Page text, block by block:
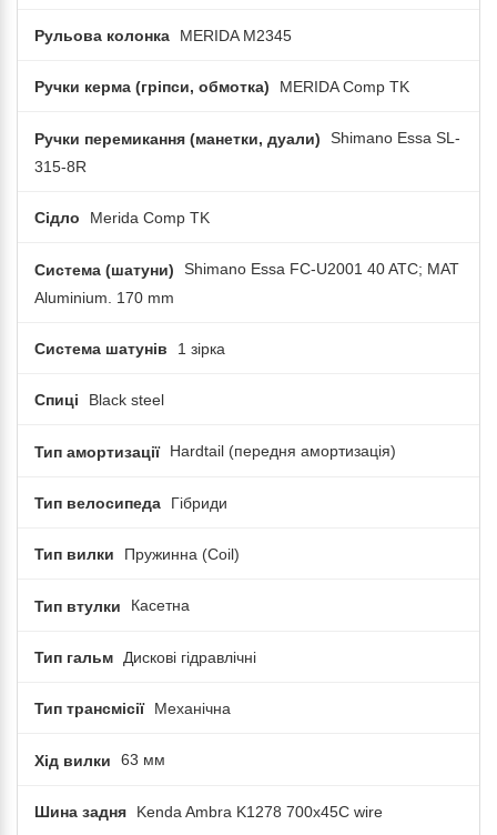
Рульова колонка MERIDA M2345
Ручки керма (гріпси, обмотка) MERIDA Comp TK
Ручки перемикання (манетки, дуали)
Shimano Essa SL-
315-8R
Сідло Merida Comp TK
Система (шатуни)
Shimano Essa FC-U2001 40 ATC; MAT
Aluminium. 170 mm
Система шатунів 1 зірка
Спиці Black steel
Тип амортизації Hardtail (передня амортизація)
Тип велосипеда Гібриди
Тип вилки Пружинна (Coil)
Тип втулки Касетна
Тип гальм Дискові гідравлічні
Тип трансмісії Механічна
Хід вилки 63 мм
Шина задня Kenda Ambra K1278 700x45C wire